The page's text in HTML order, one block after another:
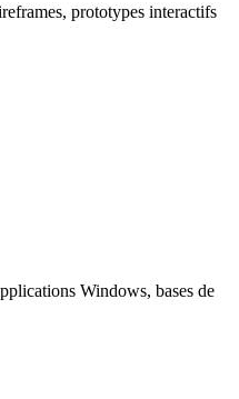
prototypes interactifs
Windows, bases de